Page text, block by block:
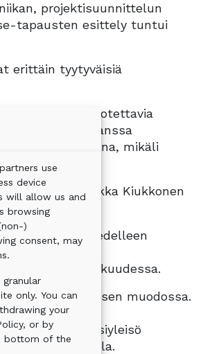
use
device
will allow us and
browsing
)
consent, may
only. You can
your
or by
bottom of the
projektisuunnittelun
tapausten esittely tuntui
erittäin tyytyväisiä
käytäntöön otettavia
ongelmien kanssa
ensi vuonna, mikäli
Pekka Kiukkonen
menetelmä edelleen
keskuudessa.
työnäytöksen muodossa.
että Allu
konferenssiyleisö
satama-alueella.